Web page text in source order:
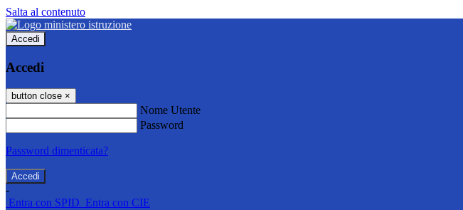
Salta al contenuto
Accedi
Accedi
button close ×
Nome Utente
Password
Password dimenticata?
-
Entra con SPID Entra con CIE